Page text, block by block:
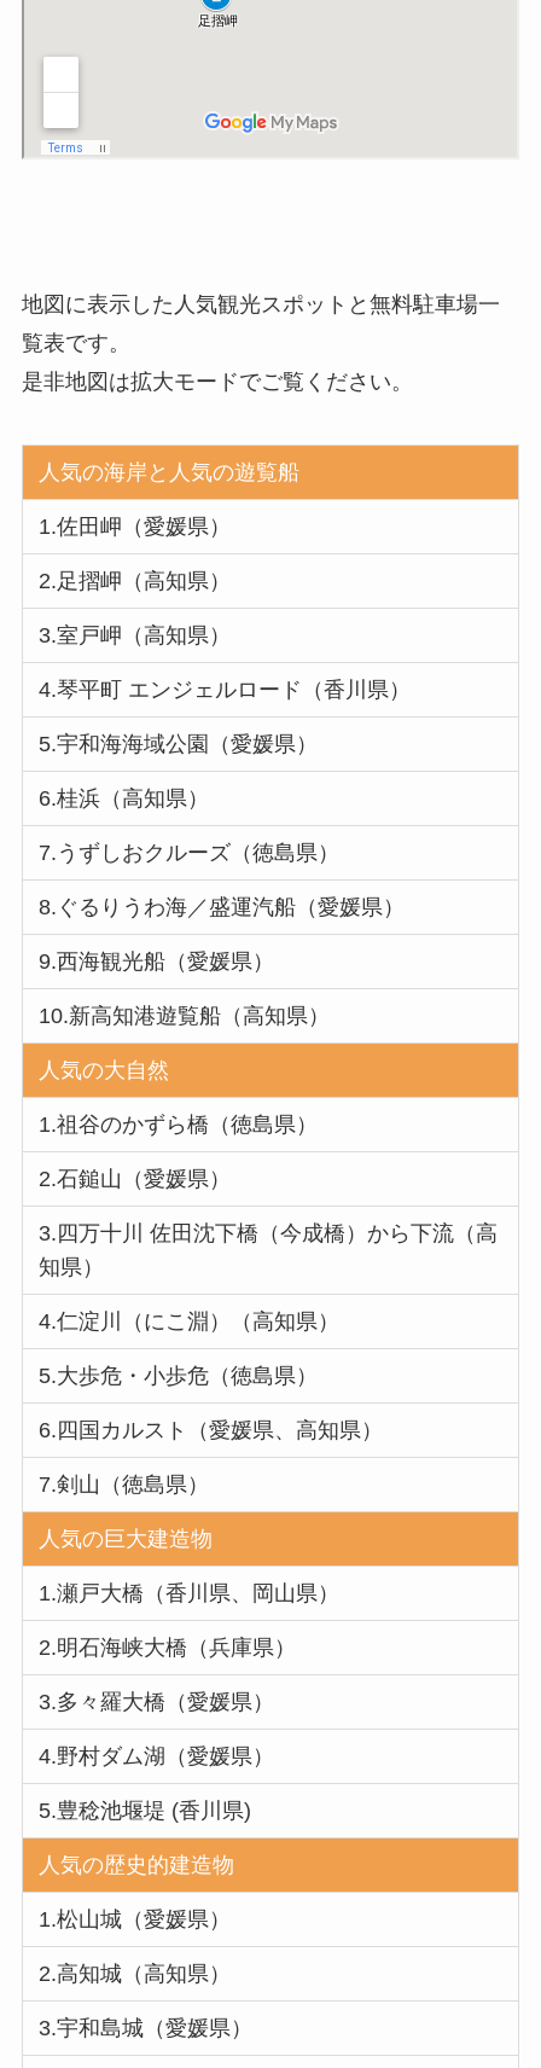
地図に表示した人気観光スポットと無料駐車場一
覧表です。
是非地図は拡大モードでご覧ください。
人気の海岸と人気の遊覧船
1.佐田岬（愛媛県）
2.足摺岬（高知県）
3.室戸岬（高知県）
4.琴平町 エンジェルロード（香川県）
5.宇和海海域公園（愛媛県）
6.桂浜（高知県）
7.うずしおクルーズ（徳島県）
8.ぐるりうわ海／盛運汽船（愛媛県）
9.西海観光船（愛媛県）
10.新高知港遊覧船（高知県）
人気の大自然
1.祖谷のかずら橋（徳島県）
2.石鎚山（愛媛県）
3.四万十川 佐田沈下橋（今成橋）から下流（高
知県）
4.仁淀川（にこ淵）（高知県）
5.大歩危・小歩危（徳島県）
6.四国カルスト（愛媛県、高知県）
7.剣山（徳島県）
人気の巨大建造物
1.瀬戸大橋（香川県、岡山県）
2.明石海峡大橋（兵庫県）
3.多々羅大橋（愛媛県）
4.野村ダム湖（愛媛県）
5.豊稔池堰堤 (香川県)
人気の歴史的建造物
1.松山城（愛媛県）
2.高知城（高知県）
3.宇和島城（愛媛県）